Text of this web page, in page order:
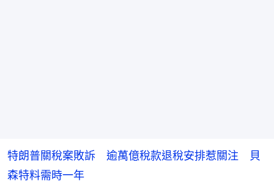
特朗普關稅案敗訴 逾萬億稅款退稅安排惹關注 貝
森特料需時一年